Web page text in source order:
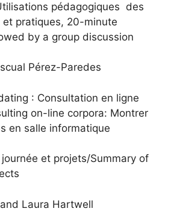
pédagogiques des
et pratiques, 20-minute
by a group discussion
Pérez-Paredes
: Consultation en ligne
on-line corpora: Montrer
en salle informatique
et projets/Summary of
Laura Hartwell